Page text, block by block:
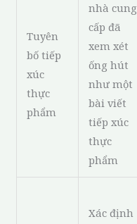
Tuyên
bố tiếp
xúc
thực
phẩm
nhà cung
cấp đã
xem xét
ống hút
như một
bài viết
tiếp xúc
thực
phẩm
Xác định